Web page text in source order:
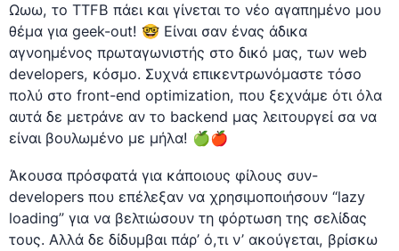
Ωωω, το TTFB πάει και γίνεται το νέο αγαπημένο μου
θέμα για geek-out! 🤓 Είναι σαν ένας άδικα
αγνοημένος πρωταγωνιστής στο δικό μας, των web
developers, κόσμο. Συχνά επικεντρωνόμαστε τόσο
πολύ στο front-end optimization, που ξεχνάμε ότι όλα
αυτά δε μετράνε αν το backend μας λειτουργεί σα να
είναι βουλωμένο με μήλα! 🍏🍎
Άκουσα πρόσφατά για κάποιους φίλους συν-
developers που επέλεξαν να χρησιμοποιήσουν “lazy
loading” για να βελτιώσουν τη φόρτωση της σελίδας
τους. Αλλά δε δίδυμβαι πάρ’ ό,τι ν’ ακούγεται, βρίσκω